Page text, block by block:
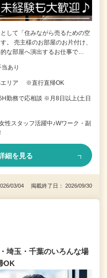
して「住みながら売るための空
。 売主様のお部屋のお片付け、
な部屋へ演出するお仕事で…
あり
エリア ※直行直帰OK
勤務で応相談 ※月8日以上(土日
性スタッフ活躍中♪Wワーク・副
細を見る
03/04 掲載終了日： 2026/09/30
埼玉・千葉のいろんな場
OK